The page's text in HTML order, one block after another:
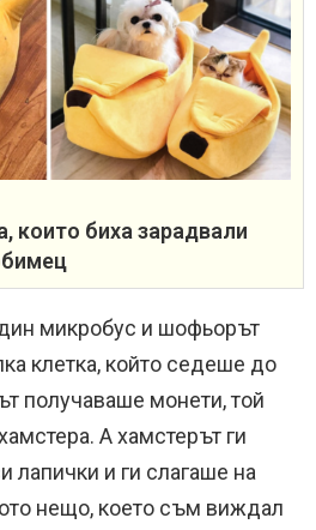
които биха зарадвали
микробус и шофьорът
клетка, който седеше до
получаваше монети, той
А хамстерът ги
лапички и ги слагаше на
нещо, което съм виждал